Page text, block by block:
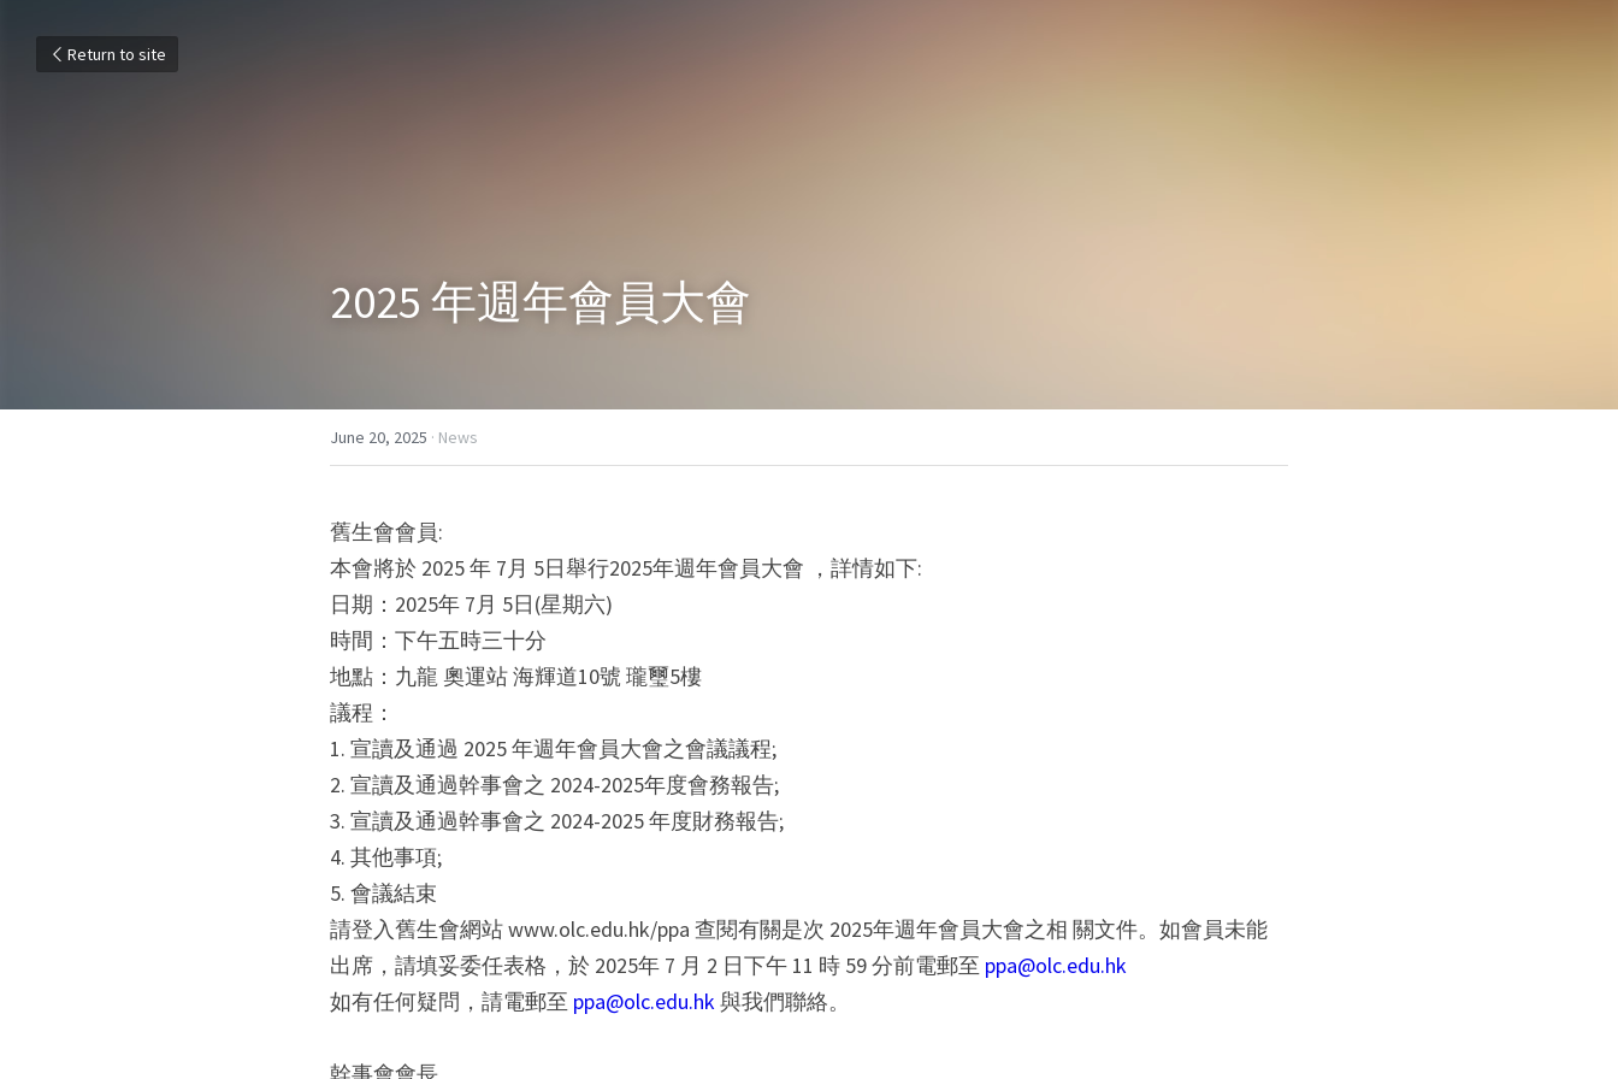
Return to site
2025 年週年會員大會
June 20, 2025 · News
舊生會會員:
本會將於 2025 年 7月 5日舉行2025年週年會員大會 ，詳情如下:
日期：2025年 7月 5日(星期六)
時間：下午五時三十分
地點：九龍 奧運站 海輝道10號 瓏璽5樓
議程：
1. 宣讀及通過 2025 年週年會員大會之會議議程;
2. 宣讀及通過幹事會之 2024-2025年度會務報告;
3. 宣讀及通過幹事會之 2024-2025 年度財務報告;
4. 其他事項;
5. 會議結束
請登入舊生會網站 www.olc.edu.hk/ppa 查閱有關是次 2025年週年會員大會之相 關文件。如會員未能
出席，請填妥委任表格，於 2025年 7 月 2 日下午 11 時 59 分前電郵至 ppa@olc.edu.hk
如有任何疑問，請電郵至 ppa@olc.edu.hk 與我們聯絡。